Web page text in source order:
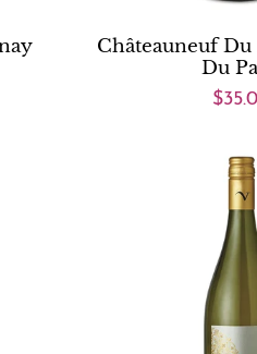
Châteauneuf Du
Du